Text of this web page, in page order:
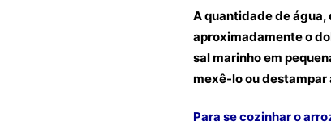
A quantidade de água,
aproximadamente o
sal marinho em
mexê-lo ou destampar
Para se cozinhar o